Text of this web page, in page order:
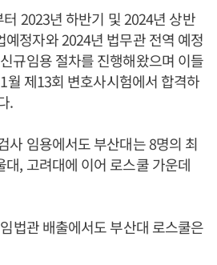
2023년 하반기 및 2024년 상반
정자와 2024년 법무관 전역 예정
규임용 절차를 진행해왔으며 이들
월 제13회 변호사시험에서 합격하
.
사 임용에서도 부산대는 8명의 최
, 고려대에 이어 로스쿨 가운데
법관 배출에서도 부산대 로스쿨은